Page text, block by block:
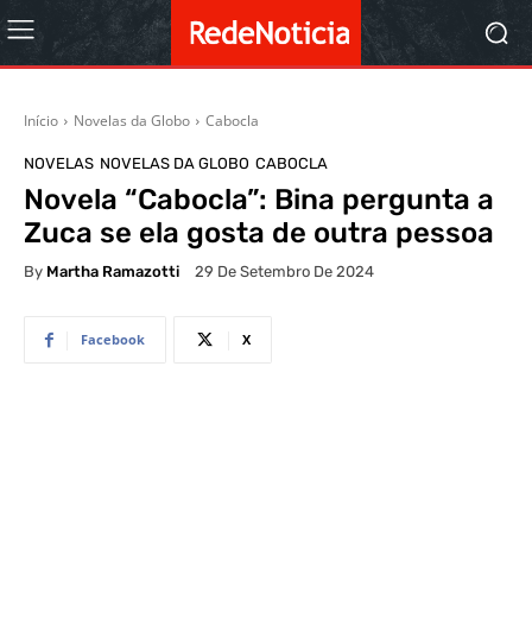
Início Novelas da Globo Cabocla
NOVELAS NOVELAS DA GLOBO CABOCLA
Novela “Cabocla”: Bina pergunta a
Zuca se ela gosta de outra pessoa
By Martha Ramazotti 29 De Setembro De 2024
Facebook X